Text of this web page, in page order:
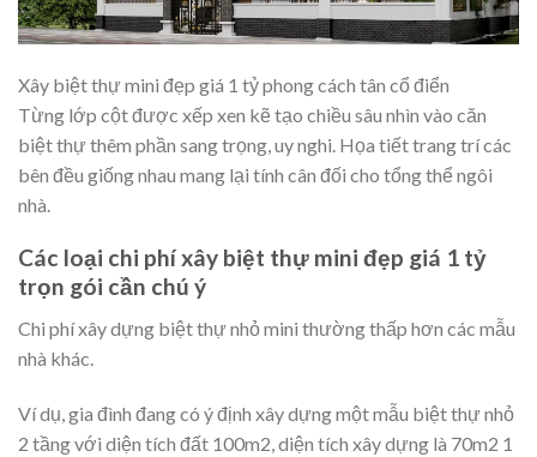
Xây biệt thự mini đẹp giá 1 tỷ phong cách tân cổ điển
Từng lớp cột được xếp xen kẽ tạo chiều sâu nhìn vào căn
biệt thự thêm phần sang trọng, uy nghi. Họa tiết trang trí các
bên đều giống nhau mang lại tính cân đối cho tổng thể ngôi
nhà.
Các loại chi phí xây biệt thự mini đẹp giá 1 tỷ
trọn gói cần chú ý
Chi phí xây dựng biệt thự nhỏ mini thường thấp hơn các mẫu
nhà khác.
Ví dụ, gia đình đang có ý định xây dựng một mẫu biệt thự nhỏ
2 tầng với diện tích đất 100m2, diện tích xây dựng là 70m2 1